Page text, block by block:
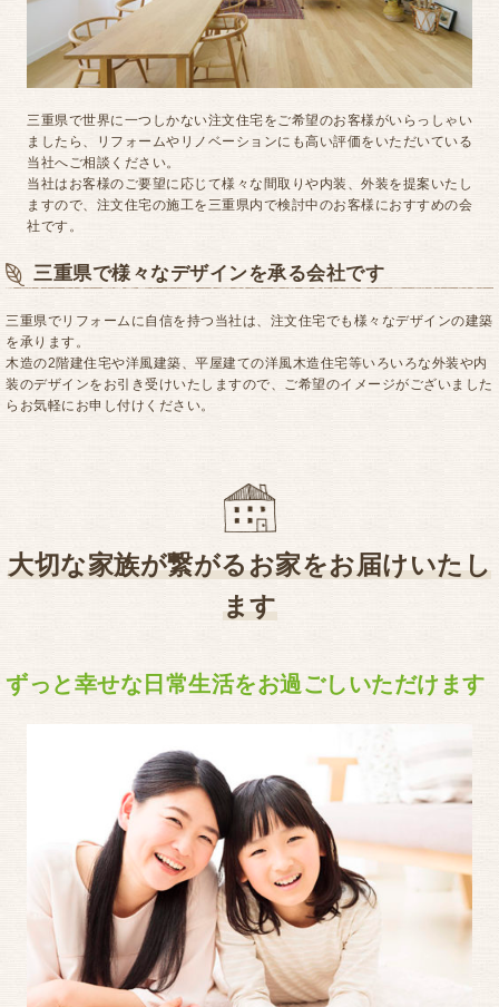
三重県で世界に一つしかない注文住宅をご希望のお客様がいらっしゃい
ましたら、リフォームやリノベーションにも高い評価をいただいている
当社へご相談ください。
当社はお客様のご要望に応じて様々な間取りや内装、外装を提案いたし
ますので、注文住宅の施工を三重県内で検討中のお客様におすすめの会
社です。
三重県で様々なデザインを承る会社です
三重県でリフォームに自信を持つ当社は、注文住宅でも様々なデザインの建築
を承ります。
木造の2階建住宅や洋風建築、平屋建ての洋風木造住宅等いろいろな外装や内
装のデザインをお引き受けいたしますので、ご希望のイメージがございました
らお気軽にお申し付けください。
大切な家族が繋がるお家をお届けいたし
ます
ずっと幸せな日常生活をお過ごしいただけます